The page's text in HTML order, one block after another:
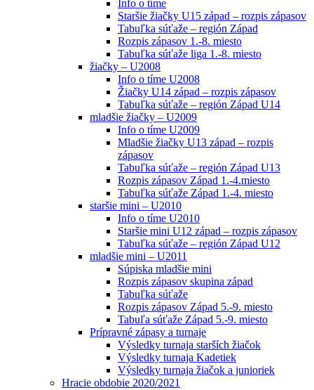
Info o tíme
Staršie žiačky U15 západ – rozpis zápasov
Tabuľka súťaže – región Západ
Rozpis zápasov 1.-8. miesto
Tabuľka súťaže liga 1.-8. miesto
žiačky – U2008
Info o tíme U2008
Žiačky U14 západ – rozpis zápasov
Tabuľka súťaže – región Západ U14
mladšie žiačky – U2009
Info o tíme U2009
Mladšie žiačky U13 západ – rozpis
zápasov
Tabuľka súťaže – región Západ U13
Rozpis zápasov Západ 1.-4.miesto
Tabuľka súťaže Západ 1.-4. miesto
staršie mini – U2010
Info o tíme U2010
Staršie mini U12 západ – rozpis zápasov
Tabuľka súťaže – región Západ U12
mladšie mini – U2011
Súpiska mladšie mini
Rozpis zápasov skupina západ
Tabuľka súťaže
Rozpis zápasov Západ 5.-9. miesto
Tabuľa súťaže Západ 5.-9. miesto
Prípravné zápasy a turnaje
Výsledky turnaja starších žiačok
Výsledky turnaja Kadetiek
Výsledky turnaja žiačok a junioriek
Hracie obdobie 2020/2021